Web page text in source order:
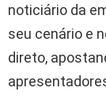
noticiário da
seu cenário e
direto,